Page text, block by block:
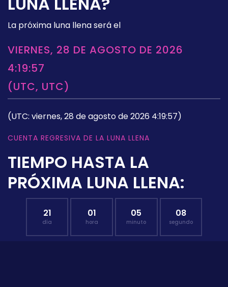
La próxima luna llena será el
VIERNES, 28 DE AGOSTO DE 2026
4:19:57
(UTC, UTC)
(UTC: viernes, 28 de agosto de 2026 4:19:57)
CUENTA REGRESIVA DE LA LUNA LLENA
TIEMPO HASTA LA
PRÓXIMA LUNA LLENA:
21
día
01
hora
05
minuto
07
segundo